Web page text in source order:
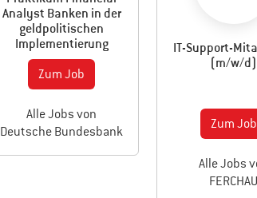
Analyst Banken in der
geldpolitischen
Implementierung
Zum Job
Alle Jobs von
Deutsche Bundesbank
IT-Support-
(m/w/d)
Zum Job
Alle Jobs
FERCHAU